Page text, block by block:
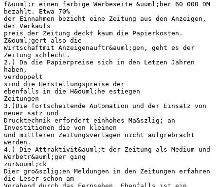
f&uuml;r einen farbige Werbeseite &uuml;ber 60 000 DM
bezahlt. Etwa 70%
der Einnahmen bezieht eine Zeitung aus den Anzeigen,
der Verkaufs
preis der Zeitung deckt kaum die Papierkosten.
Z&ouml;gert also die
Wirtschaftmit Anzeigenauftr&auml;gen, geht es der
Zeitung schlecht.
2.) Da die Papierpreise sich in den Letzen Jahren
haben,
verdoppelt
sind die Herstellungspreise der
ebenfalls in die H&ouml;he estiegen
Zeitungen
3.)Die fortscheitende Automation und der Einsatz von
neuer satz und
Drucktechnik erfordert einhohes Ma&szlig; an
Investitionen die von kleinen
und mittleren Zeitungsverlagen nicht aufgrebracht
werden.
4.) Die Attraktivit&auml;t der Zeitung als Medium und
Werbetr&auml;ger ging
zur&uuml;ck
Dier gro&szlig;en Meldungen in den Zeitungen erfahren
die Leser schon am